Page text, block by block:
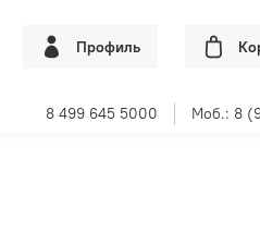
Профиль
8 499 645 5000 Моб.: 8